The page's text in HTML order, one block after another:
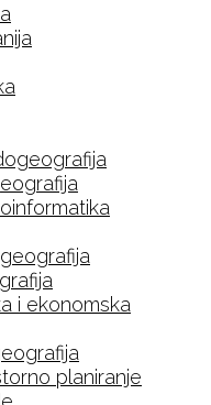
i ekonomska
planiranje